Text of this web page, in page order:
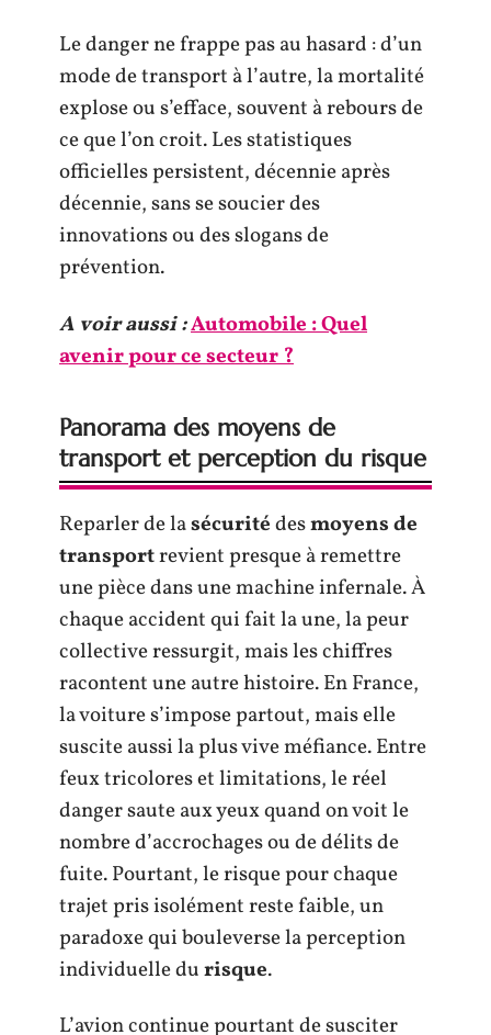
Le danger ne frappe pas au hasard : d’un
mode de transport à l’autre, la mortalité
explose ou s’efface, souvent à rebours de
ce que l’on croit. Les statistiques
officielles persistent, décennie après
décennie, sans se soucier des
innovations ou des slogans de
prévention.
A voir aussi :Automobile : Quel
avenir pour ce secteur ?
Panorama des moyens de
transport et perception du risque
Reparler de lasécuritédesmoyens de
transportrevient presque à remettre
une pièce dans une machine infernale. À
chaque accident qui fait la une, la peur
collective ressurgit, mais les chiffres
racontent une autre histoire. En France,
la voiture s’impose partout, mais elle
suscite aussi la plus vive méfiance. Entre
feux tricolores et limitations, le réel
danger saute aux yeux quand on voit le
nombre d’accrochages ou de délits de
fuite. Pourtant, le risque pour chaque
trajet pris isolément reste faible, un
paradoxe qui bouleverse la perception
individuelle durisque.
L’avion continue pourtant de susciter